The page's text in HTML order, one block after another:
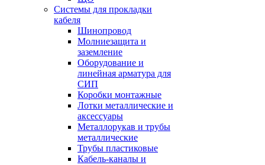
Системы для прокладки
кабеля
Шинопровод
Молниезащита и
заземление
Оборудование и
линейная арматура для
СИП
Коробки монтажные
Лотки металлические и
аксессуары
Металлорукав и трубы
металлические
Трубы пластиковые
Кабель-каналы и